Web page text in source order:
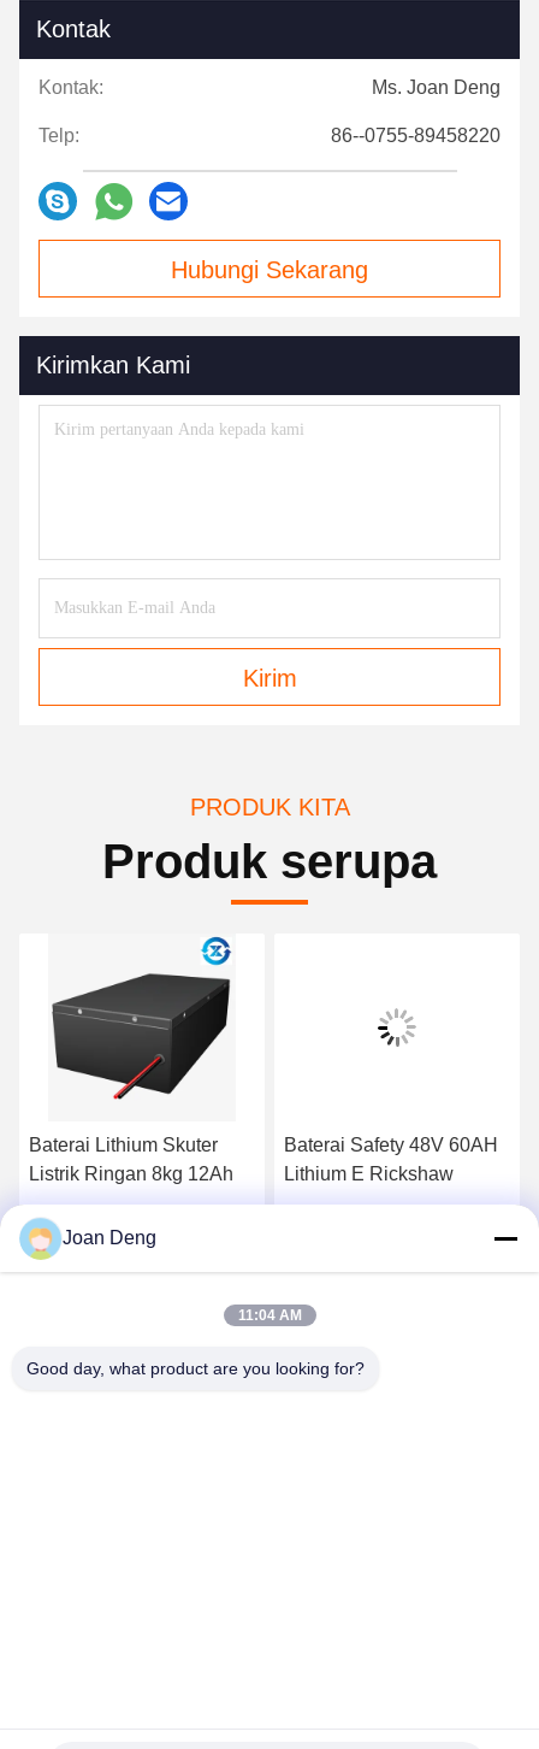
Kontak
Kontak: Ms. Joan Deng
Telp: 86--0755-89458220
Hubungi Sekarang
Kirimkan Kami
Kirim
PRODUK KITA
Produk serupa
Baterai Lithium Skuter
Listrik Ringan 8kg 12Ah
Dapatkan Harga Terbaik
Baterai Safety 48V 60AH
Lithium E Rickshaw
Dapatkan Harga Terbaik
Joan Deng
11:04 AM
Good day, what product are you looking for?